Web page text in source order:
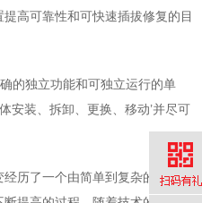
高可靠性和可快速插拔修复的目
的独立功能和可独立运行的单
安装、拆卸、更换、移动’并尽可
历了一个由简单到复杂的演变过